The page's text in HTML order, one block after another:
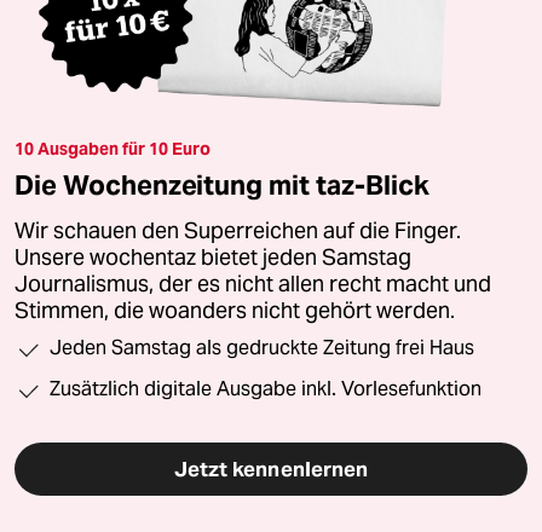
10 Ausgaben für 10 Euro
Die Wochenzeitung mit taz-Blick
Wir schauen den Superreichen auf die Finger.
Unsere wochentaz bietet jeden Samstag
Journalismus, der es nicht allen recht macht und
Stimmen, die woanders nicht gehört werden.
Jeden Samstag als gedruckte Zeitung frei Haus
Zusätzlich digitale Ausgabe inkl. Vorlesefunktion
Jetzt kennenlernen